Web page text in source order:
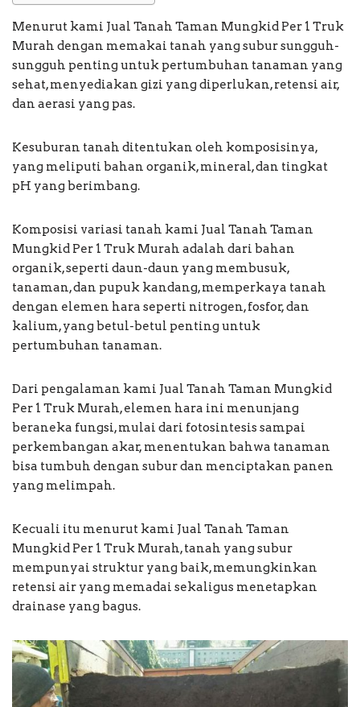
Menurut kami Jual Tanah Taman Mungkid Per 1 Truk
Murah dengan memakai tanah yang subur sungguh-
sungguh penting untuk pertumbuhan tanaman yang
sehat, menyediakan gizi yang diperlukan, retensi air,
dan aerasi yang pas.
Kesuburan tanah ditentukan oleh komposisinya,
yang meliputi bahan organik, mineral, dan tingkat
pH yang berimbang.
Komposisi variasi tanah kami Jual Tanah Taman
Mungkid Per 1 Truk Murah adalah dari bahan
organik, seperti daun-daun yang membusuk,
tanaman, dan pupuk kandang, memperkaya tanah
dengan elemen hara seperti nitrogen, fosfor, dan
kalium, yang betul-betul penting untuk
pertumbuhan tanaman.
Dari pengalaman kami Jual Tanah Taman Mungkid
Per 1 Truk Murah, elemen hara ini menunjang
beraneka fungsi, mulai dari fotosintesis sampai
perkembangan akar, menentukan bahwa tanaman
bisa tumbuh dengan subur dan menciptakan panen
yang melimpah.
Kecuali itu menurut kami Jual Tanah Taman
Mungkid Per 1 Truk Murah, tanah yang subur
mempunyai struktur yang baik, memungkinkan
retensi air yang memadai sekaligus menetapkan
drainase yang bagus.